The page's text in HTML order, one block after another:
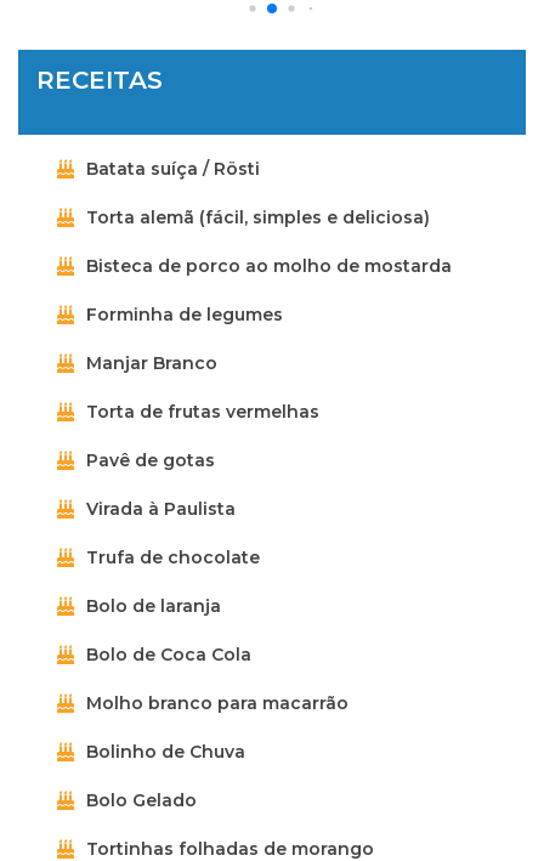
RECEITAS
Batata suíça / Rösti
Torta alemã (fácil, simples e deliciosa)
Bisteca de porco ao molho de mostarda
Forminha de legumes
Manjar Branco
Torta de frutas vermelhas
Pavê de gotas
Virada à Paulista
Trufa de chocolate
Bolo de laranja
Bolo de Coca Cola
Molho branco para macarrão
Bolinho de Chuva
Bolo Gelado
Tortinhas folhadas de morango